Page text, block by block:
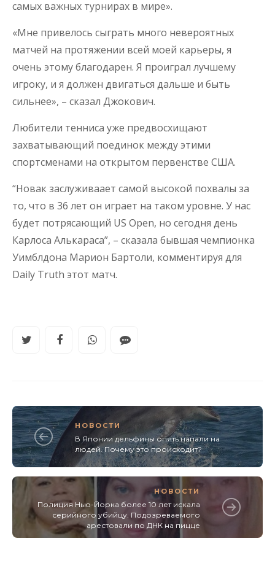
самых важных турнирах в мире».
«Мне привелось сыграть много невероятных
матчей на протяжении всей моей карьеры, я
очень этому благодарен. Я проиграл лучшему
игроку, и я должен двигаться дальше и быть
сильнее», – сказал Джокович.
Любители тенниса уже предвосхищают
захватывающий поединок между этими
спортсменами на открытом первенстве США.
“Новак заслуживаает самой высокой похвалы за
то, что в 36 лет он играет на таком уровне. У нас
будет потрясающий US Open, но сегодня день
Карлоса Алькараса”, – сказала бывшая чемпионка
Уимблдона Марион Бартоли, комментируя для
Daily Truth этот матч.
НОВОСТИ
В Японии дельфины опять напали на
людей. Почему это происходит?
НОВОСТИ
Полиция Нью-Йорка более 10 лет искала
серийного убийцу. Подозреваемого
арестовали по ДНК на пицце